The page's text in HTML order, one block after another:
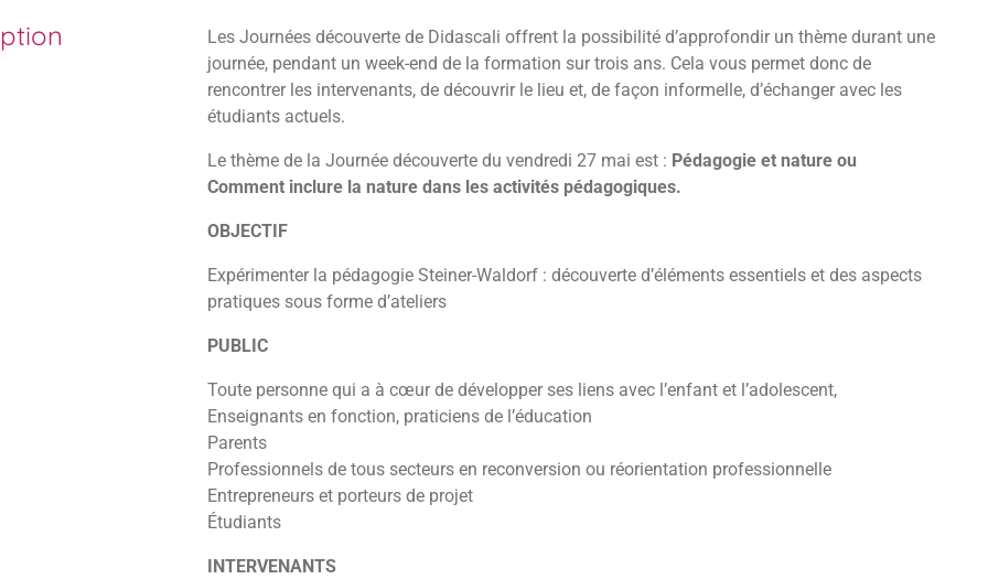
Les Journées découverte de Didascali offrent la possibilité d’approfondir un thème durant une
journée, pendant un week-end de la formation sur trois ans. Cela vous permet donc de
rencontrer les intervenants, de découvrir le lieu et, de façon informelle, d’échanger avec les
étudiants actuels.
Le thème de la Journée découverte du vendredi 27 mai est : Pédagogie et nature ou
Comment inclure la nature dans les activités pédagogiques.
OBJECTIF
Expérimenter la pédagogie Steiner-Waldorf : découverte d’éléments essentiels et des aspects
pratiques sous forme d’ateliers
PUBLIC
Toute personne qui a à cœur de développer ses liens avec l’enfant et l’adolescent,
Enseignants en fonction, praticiens de l’éducation
Parents
Professionnels de tous secteurs en reconversion ou réorientation professionnelle
Entrepreneurs et porteurs de projet
Étudiants
INTERVENANTS